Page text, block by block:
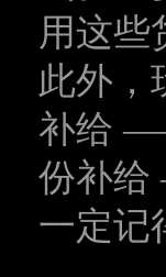
用这些
此外，
补给
份补给
一定记